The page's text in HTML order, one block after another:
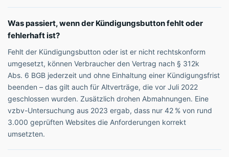
Was passiert, wenn der Kündigungsbutton fehlt oder
fehlerhaft ist?
Fehlt der Kündigungsbutton oder ist er nicht rechtskonform
umgesetzt, können Verbraucher den Vertrag nach § 312k
Abs. 6 BGB jederzeit und ohne Einhaltung einer Kündigungsfrist
beenden – das gilt auch für Altverträge, die vor Juli 2022
geschlossen wurden. Zusätzlich drohen Abmahnungen. Eine
vzbv-Untersuchung aus 2023 ergab, dass nur 42 % von rund
3.000 geprüften Websites die Anforderungen korrekt
umsetzten.